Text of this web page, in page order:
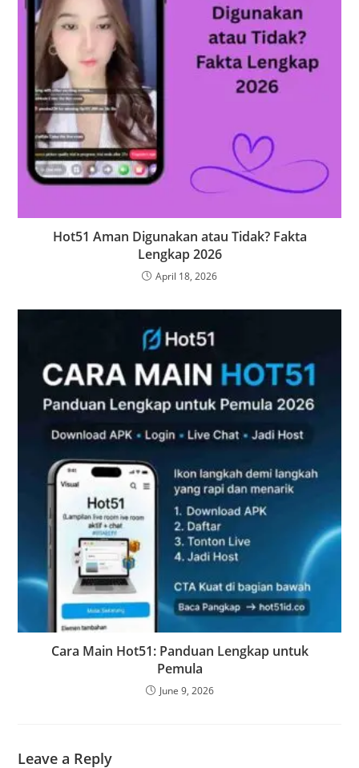
Hot51 Aman Digunakan atau Tidak? Fakta
Lengkap 2026
April 18, 2026
Cara Main Hot51: Panduan Lengkap untuk
Pemula
June 9, 2026
Leave a Reply